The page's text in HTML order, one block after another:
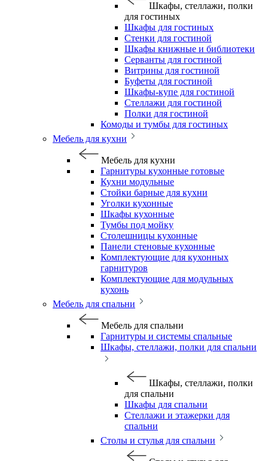
Шкафы, стеллажи, полки
для гостиных
Шкафы для гостиных
Стенки для гостиной
Шкафы книжные и библиотеки
Серванты для гостиной
Витрины для гостиной
Буфеты для гостиной
Шкафы-купе для гостиной
Стеллажи для гостиной
Полки для гостиной
Комоды и тумбы для гостиных
Мебель для кухни
Мебель для кухни
Гарнитуры кухонные готовые
Кухни модульные
Стойки барные для кухни
Уголки кухонные
Шкафы кухонные
Тумбы под мойку
Столешницы кухонные
Панели стеновые кухонные
Комплектующие для кухонных
гарнитуров
Комплектующие для модульных
кухонь
Мебель для спальни
Мебель для спальни
Гарнитуры и системы спальные
Шкафы, стеллажи, полки для спальни
Шкафы, стеллажи, полки
для спальни
Шкафы для спальни
Стеллажи и этажерки для
спальни
Столы и стулья для спальни